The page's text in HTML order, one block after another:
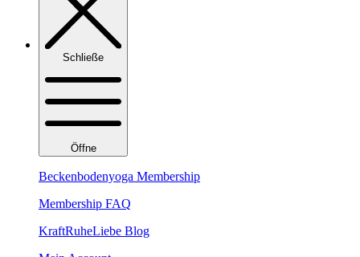
Schließe
Öffne
Beckenbodenyoga Membership
Membership FAQ
KraftRuheLiebe Blog